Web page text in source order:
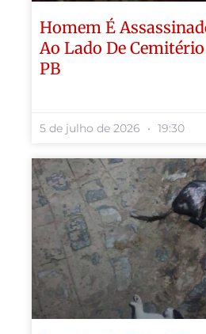
Homem É
Ao Lado De
PB
5 de julho de 2026 19:30